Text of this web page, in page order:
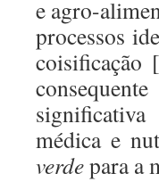
e agro-
processos
coisificação
médica e
verdepara a